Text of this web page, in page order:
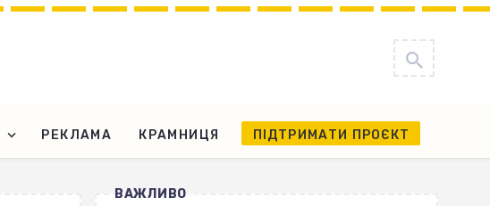
РЕКЛАМА КРАМНИЦЯ ПІДТРИМАТИ ПРОЄКТ
ВАЖЛИВО